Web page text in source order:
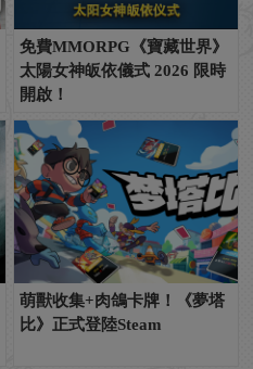
免費MMORPG《寶藏世界》
太陽女神皈依儀式 2026 限時
開啟！
萌獸收集+肉鴿卡牌！《夢塔
比》正式登陸Steam